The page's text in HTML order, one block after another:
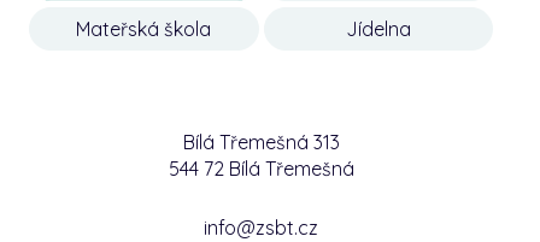
Mateřská škola Jídelna
Bílá Třemešná 313
544 72 Bílá Třemešná
info@zsbt.cz